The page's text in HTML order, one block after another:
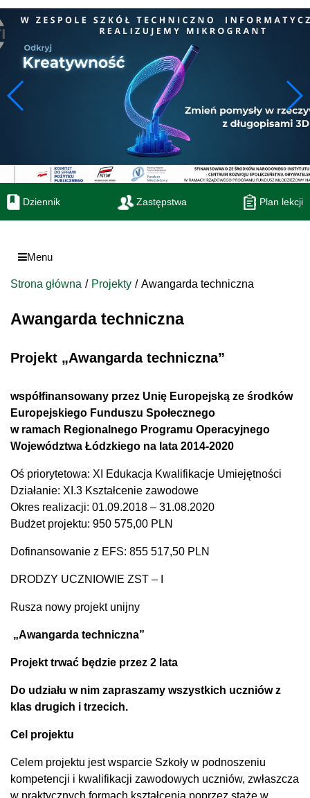
Dziennik Zastępstwa Plan lekcji
Menu
Strona główna Projekty Awangarda techniczna
Awangarda techniczna
Projekt „Awangarda techniczna”
współfinansowany przez Unię Europejską ze środków
Europejskiego Funduszu Społecznego
w ramach Regionalnego Programu Operacyjnego
Województwa Łódzkiego na lata 2014-2020
Oś priorytetowa: XI Edukacja Kwalifikacje Umiejętności
Działanie: XI.3 Kształcenie zawodowe
Okres realizacji: 01.09.2018 – 31.08.2020
Budżet projektu: 950 575,00 PLN
Dofinansowanie z EFS: 855 517,50 PLN
DRODZY UCZNIOWIE ZST – I
Rusza nowy projekt unijny
„Awangarda techniczna”
Projekt trwać będzie przez 2 lata
Do udziału w nim zapraszamy wszystkich uczniów z
klas drugich i trzecich.
Cel projektu
Celem projektu jest wsparcie Szkoły w podnoszeniu
kompetencji i kwalifikacji zawodowych uczniów, zwłaszcza
w praktycznych formach kształcenia poprzez staże w